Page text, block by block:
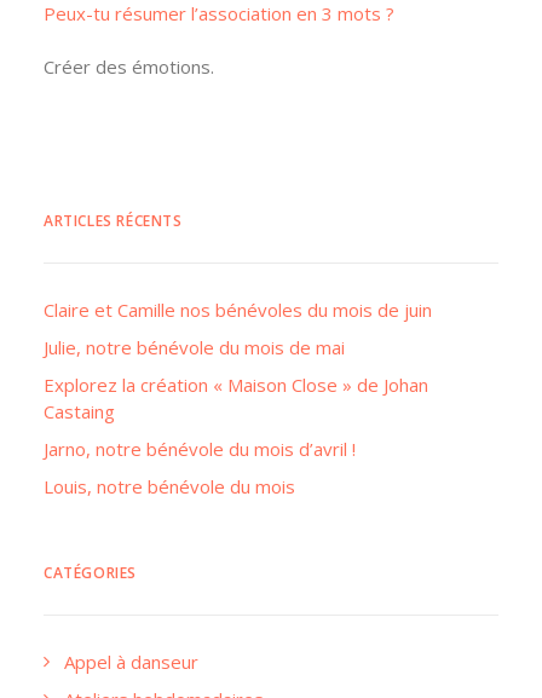
Peux-tu résumer l’association en 3 mots ?
Créer des émotions.
ARTICLES RÉCENTS
Claire et Camille nos bénévoles du mois de juin
Julie, notre bénévole du mois de mai
Explorez la création « Maison Close » de Johan
Castaing
Jarno, notre bénévole du mois d’avril !
Louis, notre bénévole du mois
CATÉGORIES
Appel à danseur